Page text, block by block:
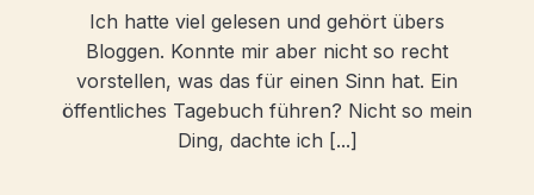
Ich hatte viel gelesen und gehört übers
Bloggen. Konnte mir aber nicht so recht
vorstellen, was das für einen Sinn hat. Ein
öffentliches Tagebuch führen? Nicht so mein
Ding, dachte ich [...]